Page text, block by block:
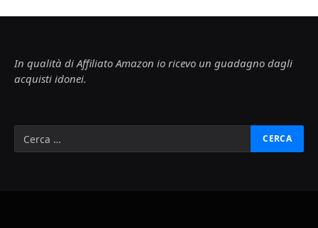
In qualità di Affiliato Amazon io ricevo un guadagno dagli
acquisti idonei.